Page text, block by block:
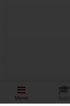
Меню Курс